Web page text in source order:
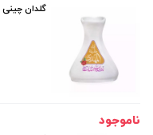
گلدان چینی
ناموجود